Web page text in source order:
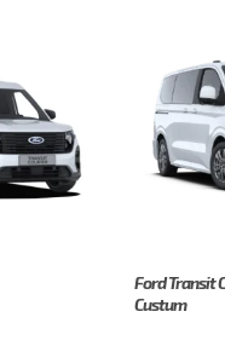
Ford Transit
Custum